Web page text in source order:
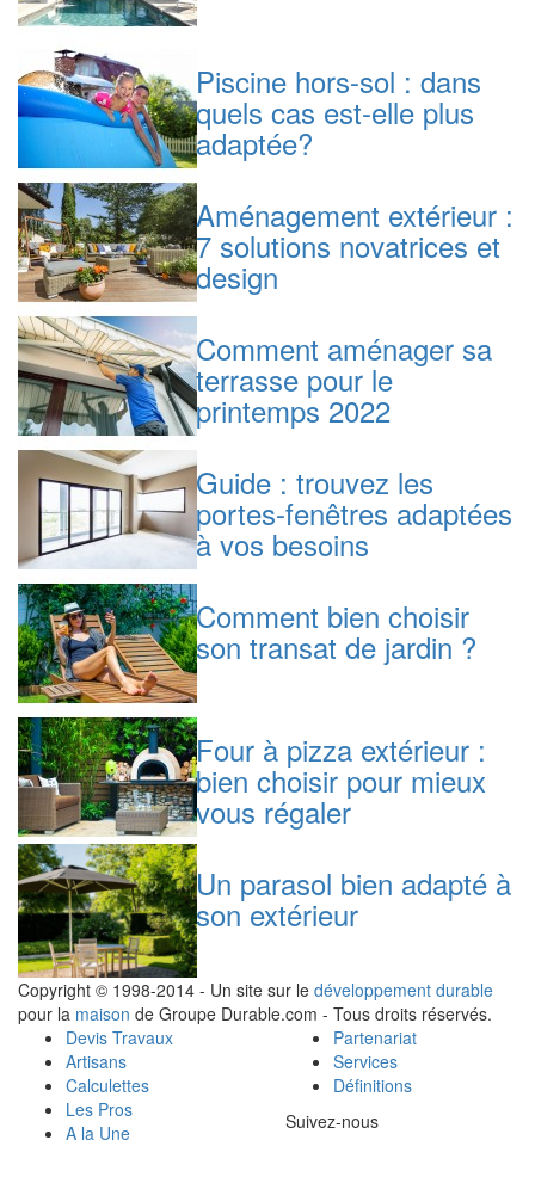
Piscine hors-sol : dans
quels cas est-elle plus
adaptée?
Aménagement extérieur :
7 solutions novatrices et
design
Comment aménager sa
terrasse pour le
printemps 2022
Guide : trouvez les
portes-fenêtres adaptées
à vos besoins
Comment bien choisir
son transat de jardin ?
Four à pizza extérieur :
bien choisir pour mieux
vous régaler
Un parasol bien adapté à
son extérieur
Copyright © 1998-2014 - Un site sur le développement durable
pour la maison de Groupe Durable.com - Tous droits réservés.
Devis Travaux
Artisans
Calculettes
Les Pros
A la Une
Partenariat
Services
Définitions
Suivez-nous